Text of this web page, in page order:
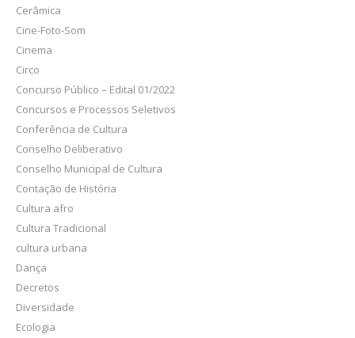
Cerâmica
Cine-Foto-Som
Cinema
Circo
Concurso Público – Edital 01/2022
Concursos e Processos Seletivos
Conferência de Cultura
Conselho Deliberativo
Conselho Municipal de Cultura
Contação de História
Cultura afro
Cultura Tradicional
cultura urbana
Dança
Decretos
Diversidade
Ecologia